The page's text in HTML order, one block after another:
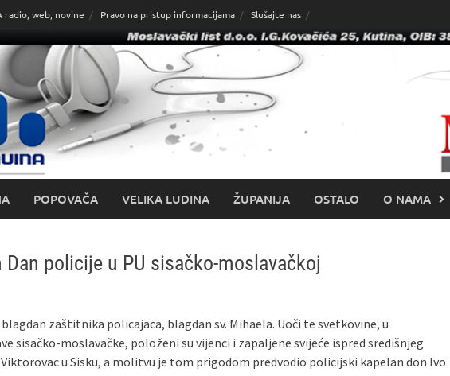
radio, web, novine Pravo na pristup informacijama Slušajte nas
POPOVAČA VELIKA LUDINA ŽUPANIJA OSTALO O NAMA
Dan policije u PU sisačko-moslavačkoj
zaštitnika policajaca, blagdan sv. Mihaela. Uoči te svetkovine, u
sisačko-moslavačke, položeni su vijenci i zapaljene svijeće ispred središnjeg
u Sisku, a molitvu je tom prigodom predvodio policijski kapelan don Ivo